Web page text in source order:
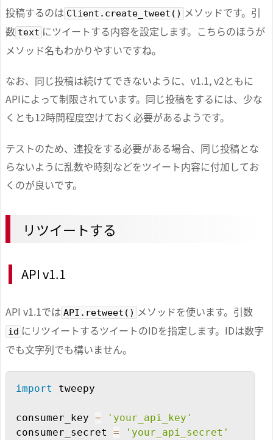
投稿するのは Client.create_tweet() メソッドです。引
数 text にツイートする内容を設定します。こちらのほうが
メソッド名もわかりやすいですね。
なお、同じ投稿は続けてできないように、v1.1, v2ともに
APIによって制限されています。同じ投稿をするには、少な
くとも12時間程度空けておく必要があるようです。
テストのため、連投をする必要がある場合、同じ投稿とな
らないように乱数や時刻などをツイート内容に付加してお
くのが良いです。
リツイートする
API v1.1
API v1.1では API.retweet() メソッドを使います。引数
id にリツイートするツイートのIDを指定します。IDは数字
でも文字列でも構いません。
import tweepy
consumer_key =
'your_api_key'
consumer_secret = 'your_api_secret'